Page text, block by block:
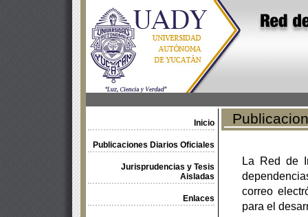
Inicio
Publicaciones Diarios Oficiales
Jurisprudencias y Tesis
Aisladas
Enlaces
La Red de
correo
para el